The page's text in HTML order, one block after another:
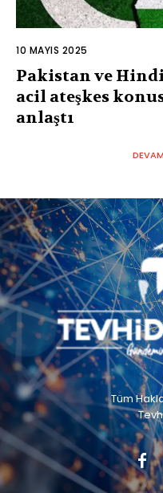
10 MAYIS 2025
Pakistan ve
acil ateşkes
anlaştı
Tüm